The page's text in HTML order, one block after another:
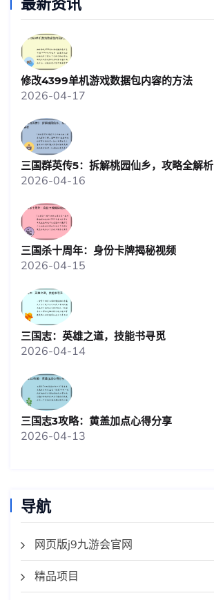
修改4399单机游戏数据包内容的方法
2026-04-17
三国群英传5：拆解桃园仙乡，攻略全解析
2026-04-16
三国杀十周年：身份卡牌揭秘视频
2026-04-15
三国志：英雄之道，技能书寻觅
2026-04-14
三国志3攻略：黄盖加点心得分享
2026-04-13
导航
网页版j9九游会官网
精品项目